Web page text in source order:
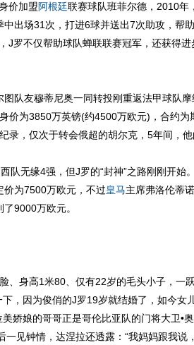
价加盟阿根廷联赛球队班菲尔德，2010年，
出场31次，打进6球并送出7次助攻，帮
J罗不仅帮助球队蝉联联赛冠军，还获得
友穆蒂尼奥一同转投刚重返法甲球队摩
价为3850万英镑(约4500万欧元)，合约为
录，仅次于转会俄超的胡尔克，5年间，他
无缘4强，但J罗的“封神”之路刚刚开始
价为7500万欧元，不过皇马主席弗洛伦蒂
9000万欧元。
身高1米80、仅有22岁的毛头小子，一跃
，因为俊俏的J罗19岁就结婚了，如今女
娇娘的哥哥正是哥伦比亚队的门将大卫•
一见钟情，达涅拉还透露：“我妈妈跟我说